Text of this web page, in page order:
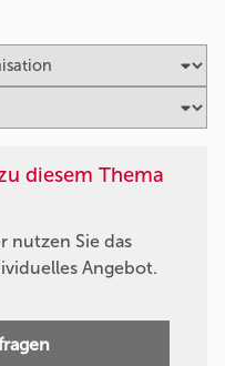
diesem Thema
nutzen Sie das
Angebot.